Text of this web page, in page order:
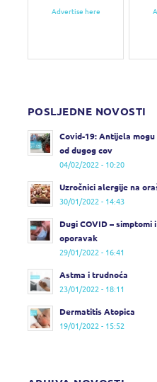
Advertise here
POSLJEDNE NOVOSTI
Covid-19: Antijela
od dugog cov
04/02/2022 - 10:20
Uzročnici alergije na
30/01/2022 - 14:43
Dugi COVID – simptomi
oporavak
29/01/2022 - 16:41
Astma i trudnoća
23/01/2022 - 18:11
Dermatitis Atopica
19/01/2022 - 15:52